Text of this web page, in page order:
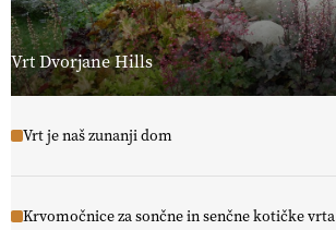
Vrt Dvorjane Hills
Vrt je naš zunanji dom
Krvomočnice za sončne in senčne kotičke vrta